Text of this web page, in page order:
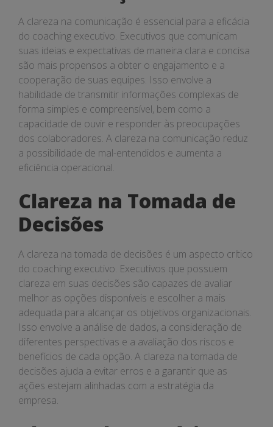
A clareza na comunicação é essencial para a eficácia
do coaching executivo. Executivos que comunicam
suas ideias e expectativas de maneira clara e concisa
são mais propensos a obter o engajamento e a
cooperação de suas equipes. Isso envolve a
habilidade de transmitir informações complexas de
forma simples e compreensível, bem como a
capacidade de ouvir e responder às preocupações
dos colaboradores. A clareza na comunicação reduz
a possibilidade de mal-entendidos e aumenta a
eficiência operacional.
Clareza na Tomada de
Decisões
A clareza na tomada de decisões é um aspecto crítico
do coaching executivo. Executivos que possuem
clareza em suas decisões são capazes de avaliar
melhor as opções disponíveis e escolher a mais
adequada para alcançar os objetivos organizacionais.
Isso envolve a análise de dados, a consideração de
diferentes perspectivas e a avaliação dos riscos e
benefícios de cada opção. A clareza na tomada de
decisões ajuda a evitar erros e a garantir que as
ações estejam alinhadas com a estratégia da
empresa.